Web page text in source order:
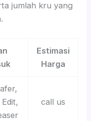
jumlah kru yang
Estimasi
Harga
call us